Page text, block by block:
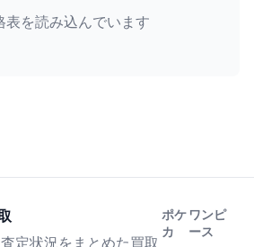
表を読み込んでいます
定状況をまとめた買取
ポケ
カ
ワンピ
ース